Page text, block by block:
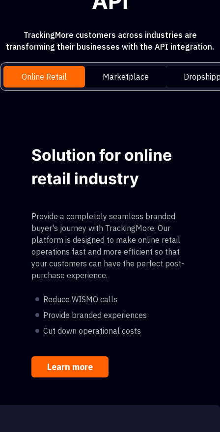
TrackingMore customers across industries are
transforming their businesses with the API integration.
Online Retail Marketplace
Solution for online
retail industry
Provide a completely seamless branded
buyer's journey with TrackingMore. Our
platform is designed to make online retail
operations fast and more efficient so that
your customers can have the perfect post-
purchase experience.
Reduce WISMO calls
Provide branded experiences
Cut down operational costs
Learn more